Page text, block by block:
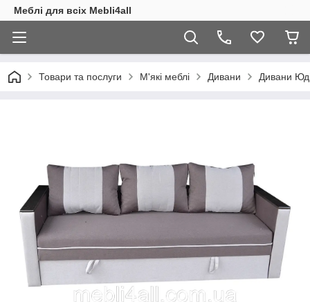
Меблі для всіх Mebli4all
Товари та послуги М'які меблі Дивани Дивани